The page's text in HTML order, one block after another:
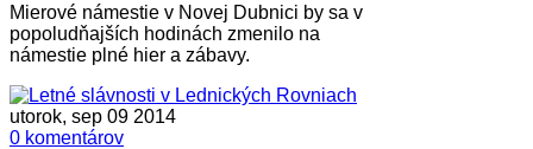
Mierové námestie v Novej Dubnici by sa v
popoludňajších hodinách zmenilo na
námestie plné hier a zábavy.
utorok, sep 09 2014
0 komentárov